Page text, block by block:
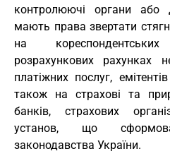
контролюючі органи або
мають права звертати
на
розрахункових рахунках
платіжних послуг,
також на страхові та
банків, страхових
установ, що
законодавства України.